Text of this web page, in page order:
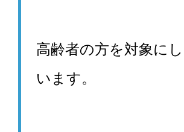
高齢者の方を対象に
います。